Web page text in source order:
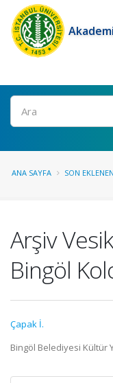
Ara
ANA SAYFA SON
Arşiv
Bingöl
Çapak İ.
Bingöl Belediyesi Kültür